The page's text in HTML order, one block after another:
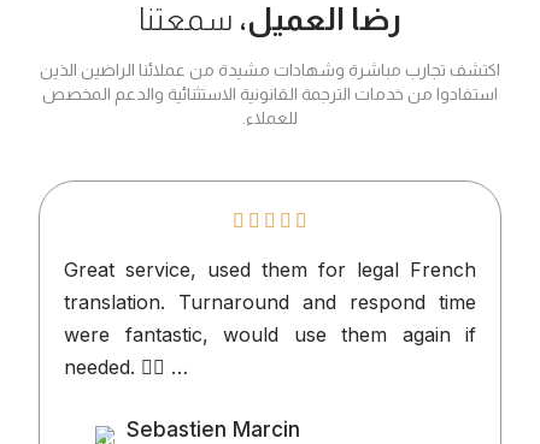
رضا العميل،سمعتنا
مباشرة وشهادات مشيدة من عملائنا الراضين الذين
من خدمات الترجمة القانونية الاستثنائية والدعم المخصص
Great service, used them for legal
translation. Turnaround and respond
were fantastic, would use them
needed. 👍🏻 …
Sebastien Marcin